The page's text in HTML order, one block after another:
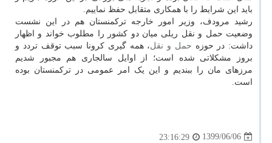
باید این شرایط را با همکاری متقابل حفظ نماییم.
رشید مرودف، وزیر امور خارجه ترکمنستان هم در این نشست
وضعیت حمل و نقل ریلی میان دو کشور را مطلوب خواند و اظهار
داشت: در حوزه حمل و نقل، همه گیری کرونا سبب توقف تردد و
بروز مشکلاتی شده است؛ از اوایل سالجاری هم مجبور شدیم
مرزهای مان را ببندیم و این یک امر عمومی در ترکمنستان بوده
است.
1399/06/06
23:16:29